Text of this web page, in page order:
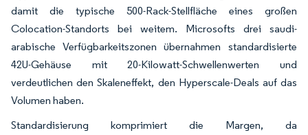
damit die typische 500-Rack-Stellfläche eines großen
Colocation-Standorts bei weitem. Microsofts drei saudi-
arabische Verfügbarkeitszonen übernahmen standardisierte
42U-Gehäuse mit 20-Kilowatt-Schwellenwerten und
verdeutlichen den Skaleneffekt, den Hyperscale-Deals auf das
Volumen haben.
Standardisierung komprimiert die Margen, da